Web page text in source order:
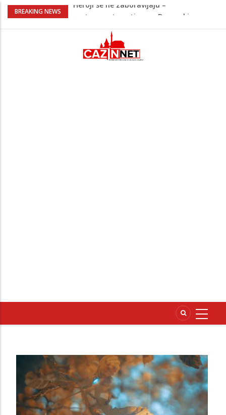
BREAKING NEWS
Video/ Severina prekinula koncert i
priznamo genocid, bit ćemo sretne i
vesele države
Na Ahiret preselio RAMIĆ (SAFETA) SENAD